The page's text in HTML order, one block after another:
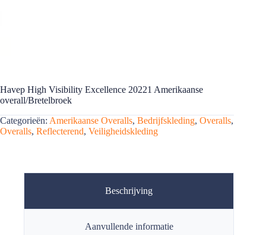
Havep High Visibility Excellence 20221 Amerikaanse
overall/Bretelbroek
Categorieën: Amerikaanse Overalls, Bedrijfskleding, Overalls,
Overalls, Reflecterend, Veiligheidskleding
Beschrijving
Aanvullende informatie